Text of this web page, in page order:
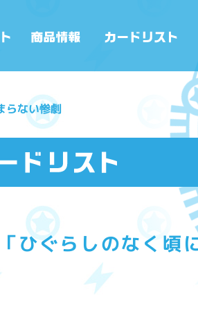
らない惨劇
ひぐらしのなく頃